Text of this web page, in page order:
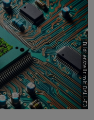
Bild: erstellt mit DALL-E3